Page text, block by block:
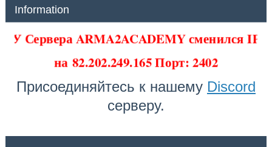
Information
У Сервера ARMA2ACADEMY сменился IP
на82.202.249.165 Порт: 2402
Присоединяйтесь к нашему Discord
серверу.